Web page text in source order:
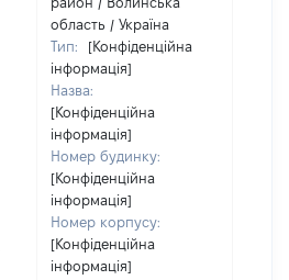
область / Україна
Тип:
[Конфіденційна
інформація]
Назва:
[Конфіденційна
інформація]
Номер будинку:
[Конфіденційна
інформація]
Номер корпусу:
[Конфіденційна
інформація]